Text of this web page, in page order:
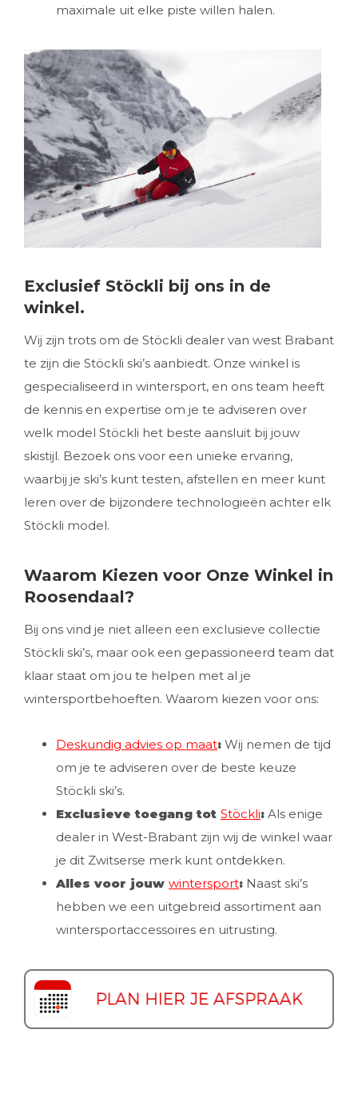
maximale uit elke piste willen halen.
Exclusief Stöckli bij ons in de
winkel.
Wij zijn trots om de Stöckli dealer van west Brabant
te zijn die Stöckli ski’s aanbiedt. Onze winkel is
gespecialiseerd in wintersport, en ons team heeft
de kennis en expertise om je te adviseren over
welk model Stöckli het beste aansluit bij jouw
skistijl. Bezoek ons voor een unieke ervaring,
waarbij je ski’s kunt testen, afstellen en meer kunt
leren over de bijzondere technologieën achter elk
Stöckli model.
Waarom Kiezen voor Onze Winkel in
Roosendaal?
Bij ons vind je niet alleen een exclusieve collectie
Stöckli ski’s, maar ook een gepassioneerd team dat
klaar staat om jou te helpen met al je
wintersportbehoeften. Waarom kiezen voor ons:
Deskundig advies op maat: Wij nemen de tijd
om je te adviseren over de beste keuze
Stöckli ski’s.
Exclusieve toegang tot Stöckli: Als enige
dealer in West-Brabant zijn wij de winkel waar
je dit Zwitserse merk kunt ontdekken.
Alles voor jouw wintersport: Naast ski’s
hebben we een uitgebreid assortiment aan
wintersportaccessoires en uitrusting.